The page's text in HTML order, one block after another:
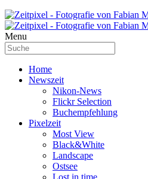
Menu
Home
Newszeit
Nikon-News
Flickr Selection
Buchempfehlung
Pixelzeit
Most View
Black&White
Landscape
Ostsee
Lost in time